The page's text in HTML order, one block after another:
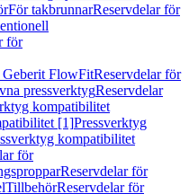
För takbrunnarReservdelar för
för
FlowFitReservdelar för
pressverktygReservdelar
kompatibilitet
[1]Pressverktyg
kompatibilitet
för
Reservdelar för
TillbehörReservdelar för